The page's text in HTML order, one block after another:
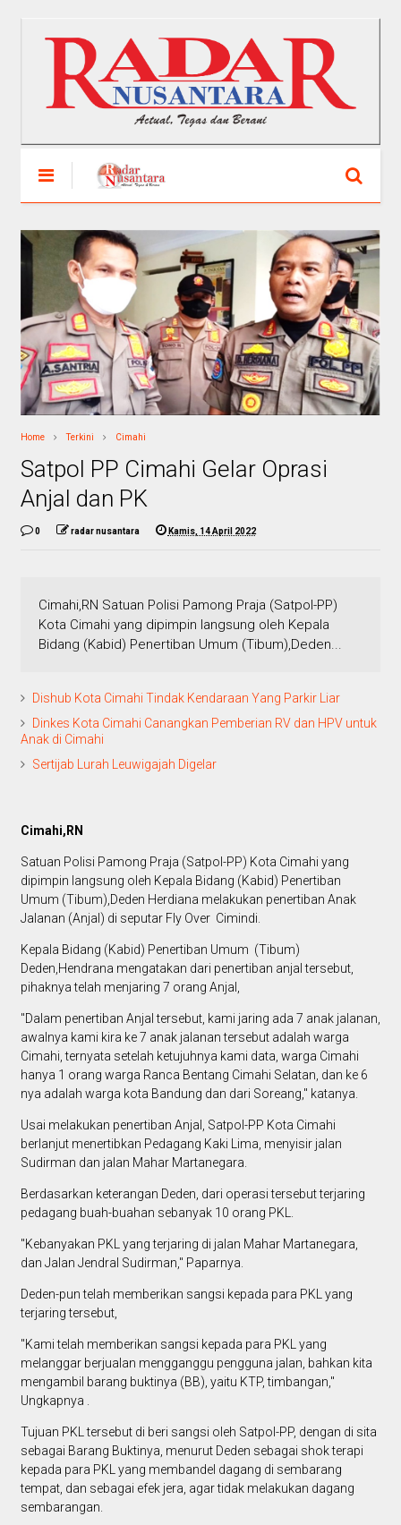
Home Terkini Cimahi
Satpol PP Cimahi Gelar Oprasi
Anjal dan PK
0 radar nusantara Kamis, 14 April 2022
Cimahi,RN Satuan Polisi Pamong Praja (Satpol-PP)
Kota Cimahi yang dipimpin langsung oleh Kepala
Bidang (Kabid) Penertiban Umum (Tibum),Deden...
Dishub Kota Cimahi Tindak Kendaraan Yang Parkir Liar
Dinkes Kota Cimahi Canangkan Pemberian RV dan HPV untuk
Anak di Cimahi
Sertijab Lurah Leuwigajah Digelar
Cimahi,RN
Satuan Polisi Pamong Praja (Satpol-PP) Kota Cimahi yang
dipimpin langsung oleh Kepala Bidang (Kabid) Penertiban
Umum (Tibum),Deden Herdiana melakukan penertiban Anak
Jalanan (Anjal) di seputar Fly Over Cimindi.
Kepala Bidang (Kabid) Penertiban Umum (Tibum)
Deden,Hendrana mengatakan dari penertiban anjal tersebut,
pihaknya telah menjaring 7 orang Anjal,
"Dalam penertiban Anjal tersebut, kami jaring ada 7 anak jalanan,
awalnya kami kira ke 7 anak jalanan tersebut adalah warga
Cimahi, ternyata setelah ketujuhnya kami data, warga Cimahi
hanya 1 orang warga Ranca Bentang Cimahi Selatan, dan ke 6
nya adalah warga kota Bandung dan dari Soreang," katanya.
Usai melakukan penertiban Anjal, Satpol-PP Kota Cimahi
berlanjut menertibkan Pedagang Kaki Lima, menyisir jalan
Sudirman dan jalan Mahar Martanegara.
Berdasarkan keterangan Deden, dari operasi tersebut terjaring
pedagang buah-buahan sebanyak 10 orang PKL.
"Kebanyakan PKL yang terjaring di jalan Mahar Martanegara,
dan Jalan Jendral Sudirman," Paparnya.
Deden-pun telah memberikan sangsi kepada para PKL yang
terjaring tersebut,
"Kami telah memberikan sangsi kepada para PKL yang
melanggar berjualan mengganggu pengguna jalan, bahkan kita
mengambil barang buktinya (BB), yaitu KTP, timbangan,"
Ungkapnya .
Tujuan PKL tersebut di beri sangsi oleh Satpol-PP, dengan di sita
sebagai Barang Buktinya, menurut Deden sebagai shok terapi
kepada para PKL yang membandel dagang di sembarang
tempat, dan sebagai efek jera, agar tidak melakukan dagang
sembarangan.